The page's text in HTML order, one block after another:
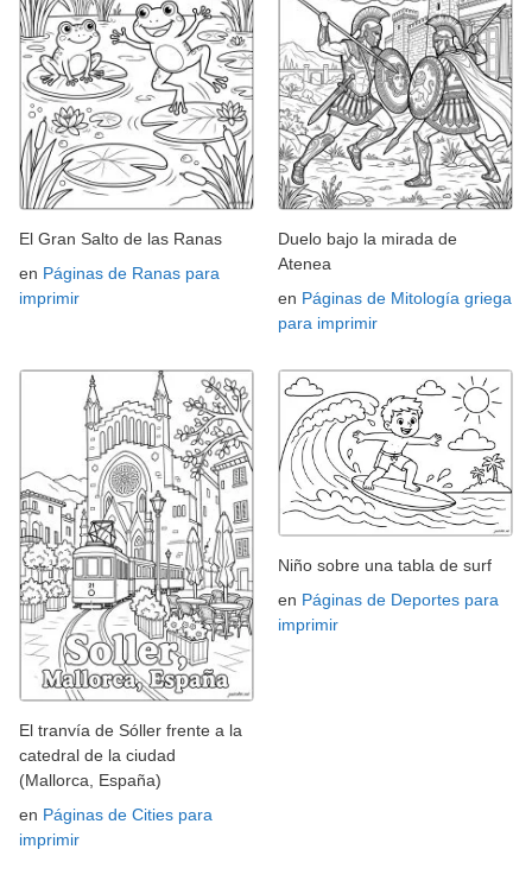
El Gran Salto de las Ranas
en Páginas de Ranas para
imprimir
Duelo bajo la mirada de
Atenea
en Páginas de Mitología griega
para imprimir
El tranvía de Sóller frente a la
catedral de la ciudad
(Mallorca, España)
en Páginas de Cities para
imprimir
Niño sobre una tabla de surf
en Páginas de Deportes para
imprimir